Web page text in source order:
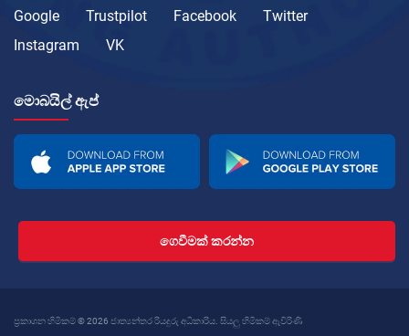
Google Trustpilot Facebook
Twitter
Instagram
VK
මොබයිල් ඇප්
ගෙවීමක් කරන්න
ප්‍රකාශන හිමිකම් © 2026 ජාත්‍යන්තර රියදුරු අධිකාරිය. සියලු හිමිකම් ඇවිරිණි